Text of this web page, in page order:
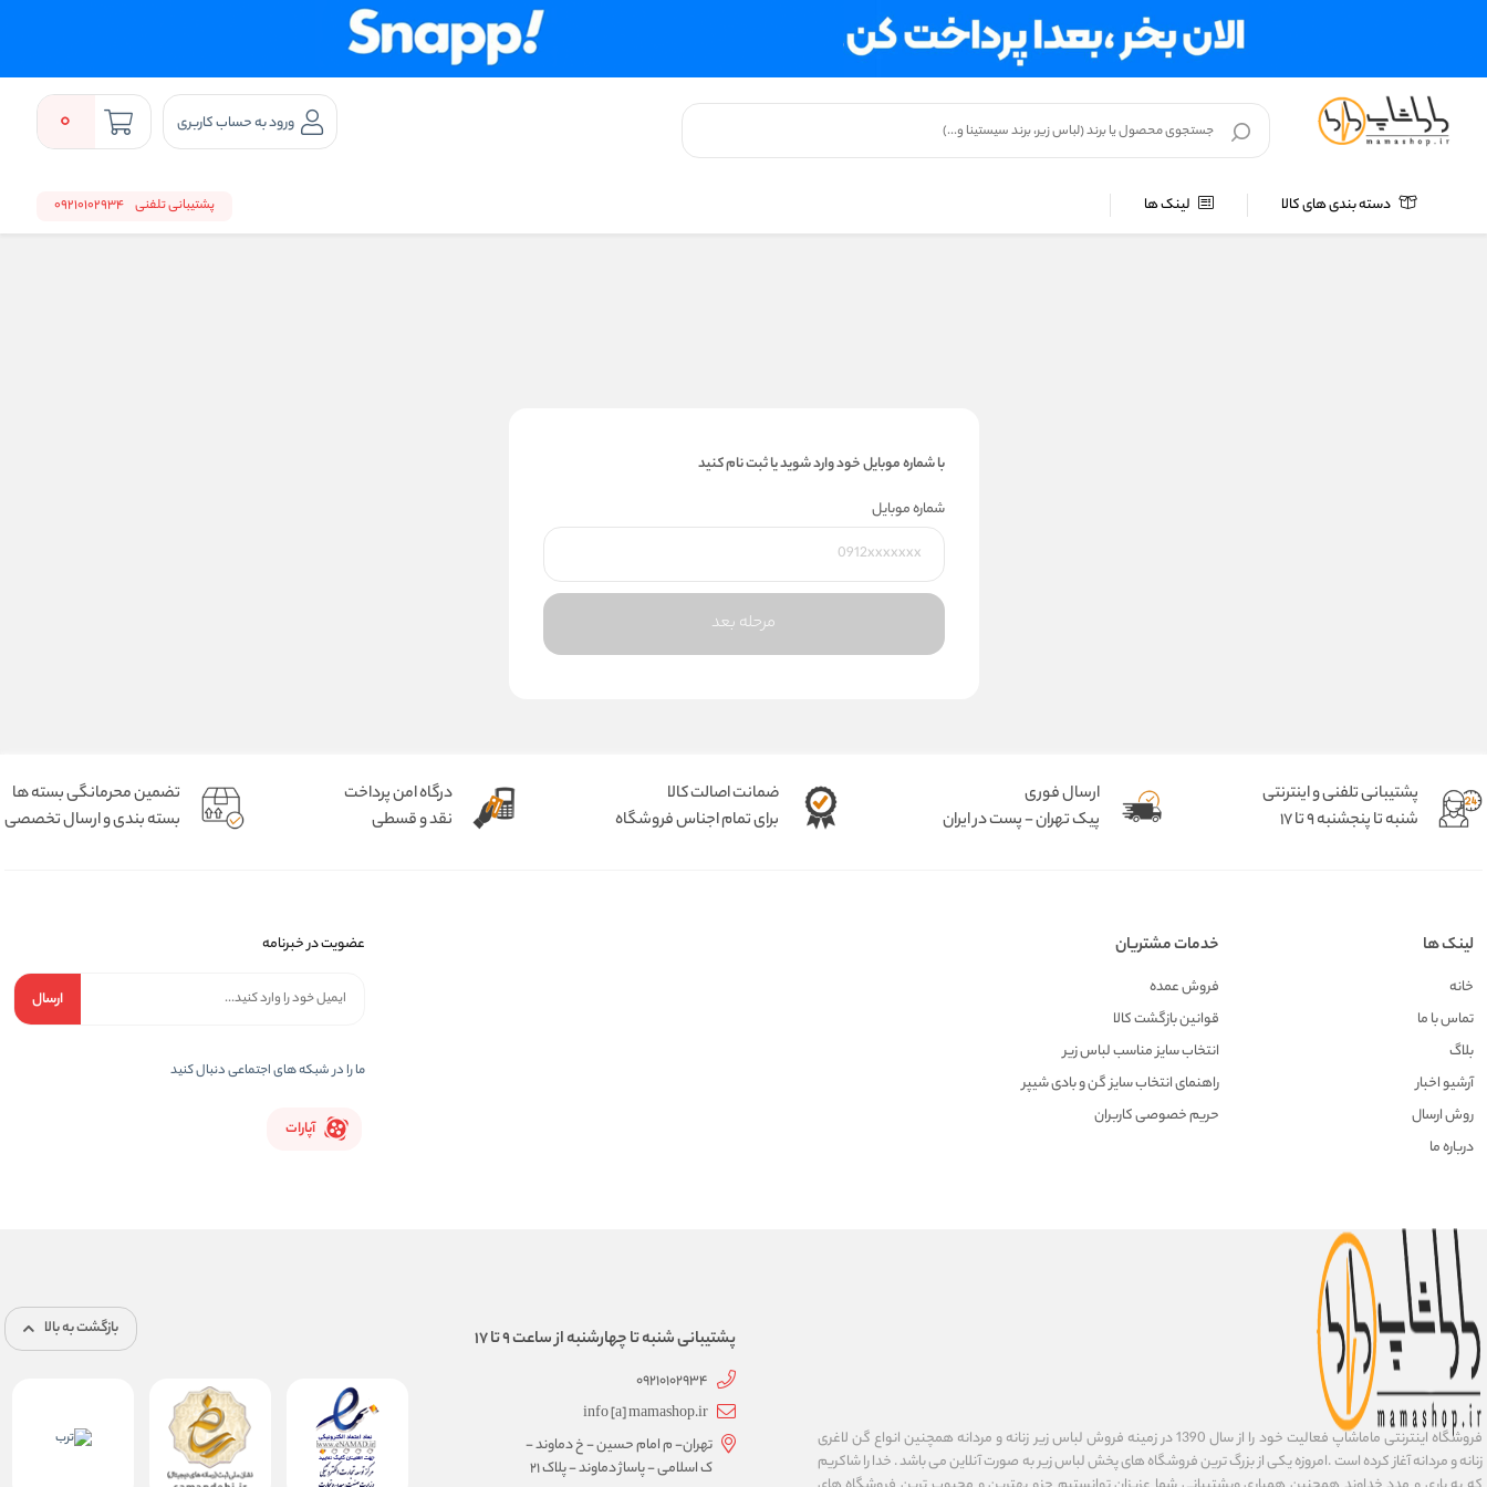
ورود به حساب کاربری 0
دسته بندی های کالا لینک ها پشتیبانی تلفنی 09210102934
با شماره موبایل خود وارد شوید یا ثبت نام کنید
شماره موبایل
مرحله بعد
پشتیبانی تلفنی و اینترنتی
شنبه تا پنجشنبه 9 تا 17
ارسال فوری
پیک تهران - پست در ایران
ضمانت اصالت کالا
برای تمام اجناس فروشگاه
درگاه امن پرداخت
نقد و قسطی
تضمین محرمانگی بسته ها
بسته بندی و ارسال تخصصی
لینک ها
خانه
تماس با ما
بلاگ
آرشیو اخبار
روش ارسال
درباره ما
خدمات مشتریان
فروش عمده
قوانین بازگشت کالا
انتخاب سایز مناسب لباس زیر
راهنمای انتخاب سایز گن و بادی شیپر
حریم خصوصی کاربران
عضویت در خبرنامه
ارسال
ما را در شبکه های اجتماعی دنبال کنید
آپارات
فروشگاه اینترنتی ماماشاپ فعالیت خود را از سال 1390 در زمینه فروش لباس زیر زنانه و مردانه همچنین انواع گن لاغری
زنانه و مردانه آغاز کرده است .امروزه یکی از بزرگ ترین فروشگاه های پخش لباس زیر به صورت آنلاین می باشد . خدا را شاکریم
پشتیبانی شنبه تا چهارشنبه از ساعت 9 تا 17
09210102934
info [a] mamashop.ir
تهران- م امام حسین - خ دماوند -
ک اسلامی - پاساژ دماوند - پلاک 21
بازگشت به بالا